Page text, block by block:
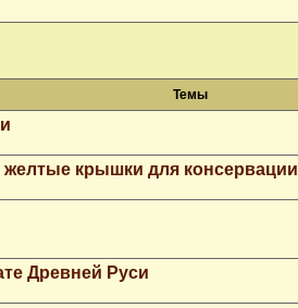
Темы
крышки для консервации
Древней Руси